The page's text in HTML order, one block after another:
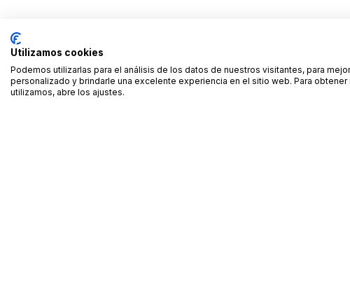
Utilizamos cookies
Podemos utilizarlas para el análisis de los datos de nuestros visitantes, para
personalizado y brindarle una excelente experiencia en el sitio web. Para
utilizamos, abre los ajustes.